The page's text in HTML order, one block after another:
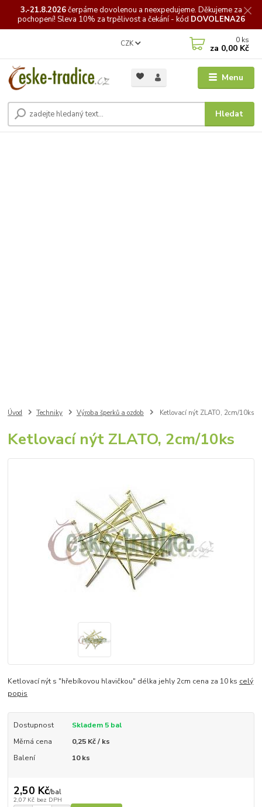
3.-21.8.2026čerpámedovolenou a neexpedujeme. Děkujeme za
pochopení! Sleva 10% za trpělivost a čekání - kód DOVOLENA26
Menu
CZK
Hledat
0 ks
za 0,00 Kč
Úvod Techniky Výroba šperků a ozdob Ketlovací nýt ZLATO, 2cm/10ks
Ketlovací nýt ZLATO, 2cm/10ks
Ketlovací nýt s "hřebíkovou hlavičkou" délka jehly 2cm cena za 10 ks celý
popis
Dostupnost
Skladem 5 bal
Měrná cena
0,25 Kč / ks
Balení
10 ks
2,50 Kč/bal
2,07 Kč bez DPH